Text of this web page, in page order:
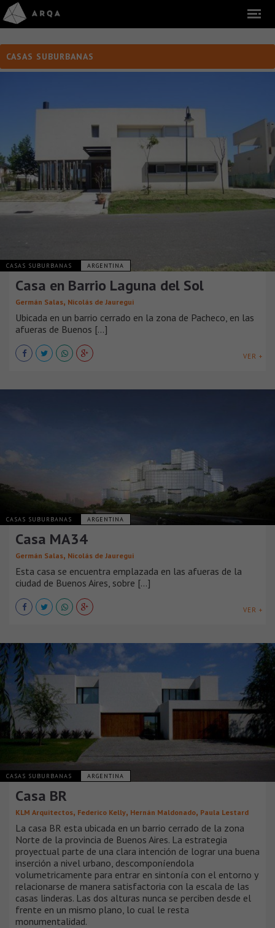
CASAS SUBURBANAS
CASAS SUBURBANAS ARGENTINA
Casa en Barrio Laguna del Sol
Germán Salas, Nicolás de Jauregui
Ubicada en un barrio cerrado en la zona de Pacheco, en las
afueras de Buenos [...]
VER +
CASAS SUBURBANAS ARGENTINA
Casa MA34
Germán Salas, Nicolás de Jauregui
Esta casa se encuentra emplazada en las afueras de la
ciudad de Buenos Aires, sobre [...]
VER +
CASAS SUBURBANAS ARGENTINA
Casa BR
KLM Arquitectos, Federico Kelly, Hernán Maldonado, Paula Lestard
La casa BR esta ubicada en un barrio cerrado de la zona
Norte de la provincia de Buenos Aires. La estrategia
proyectual parte de una clara intención de lograr una buena
inserción a nivel urbano, descomponíendola
volumetricamente para entrar en sintonía con el entorno y
relacionarse de manera satisfactoria con la escala de las
casas linderas. Las dos alturas nunca se perciben desde el
frente en un mismo plano, lo cual le resta
monumentalidad.